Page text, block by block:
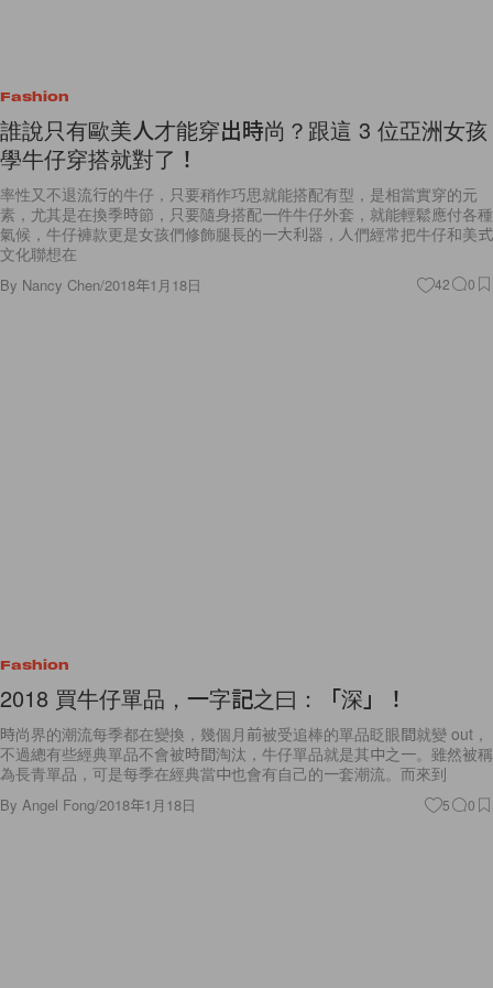
Fashion
誰說只有歐美人才能穿出時尚？跟這 3 位亞洲女孩
學牛仔穿搭就對了！
率性又不退流行的牛仔，只要稍作巧思就能搭配有型，是相當實穿的元
素，尤其是在換季時節，只要隨身搭配一件牛仔外套，就能輕鬆應付各種
氣候，牛仔褲款更是女孩們修飾腿長的一大利器，人們經常把牛仔和美式
文化聯想在
By Nancy Chen/2018年1月18日 42 0
Fashion
2018 買牛仔單品，一字記之曰：「深」！
時尚界的潮流每季都在變換，幾個月前被受追棒的單品眨眼間就變 out，
不過總有些經典單品不會被時間淘汰，牛仔單品就是其中之一。雖然被稱
為長青單品，可是每季在經典當中也會有自己的一套潮流。而來到
By Angel Fong/2018年1月18日 5 0